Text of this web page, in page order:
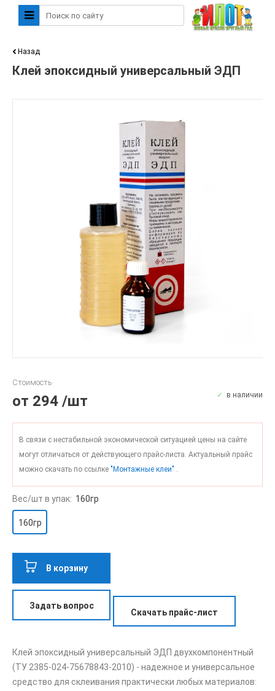
Назад
Клей эпоксидный универсальный ЭДП
Стоимость
от 294 /шт в наличии
В связи с нестабильной экономической ситуацией цены на сайте
могут отличаться от действующего прайс-листа. Актуальный прайс
можно скачать по ссылке "Монтажные клеи" .
Вес/шт в упак: 160гр
160гр
В корзину
Задать вопрос
Скачать прайс-лист
Клей эпоксидный универсальный ЭДП двухкомпонентный
(ТУ 2385-024-75678843-2010) - надежное и универсальное
средство для склеивания практически любых материалов: